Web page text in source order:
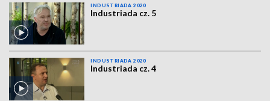
INDUSTRIADA 2020
Industriada cz. 5
INDUSTRIADA 2020
Industriada cz. 4